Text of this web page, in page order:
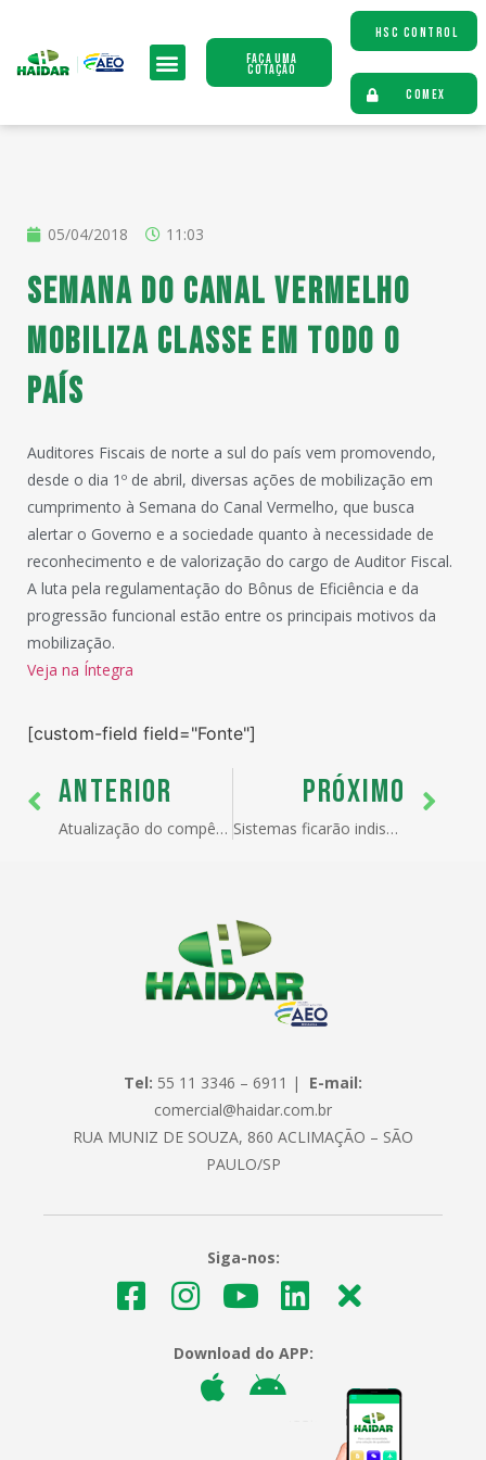
Faça uma
Cotação
HSC CONTROL
COMEX
05/04/2018 11:03
Semana do Canal Vermelho
mobiliza Classe em todo o
país
Auditores Fiscais de norte a sul do país vem promovendo,
desde o dia 1º de abril, diversas ações de mobilização em
cumprimento à Semana do Canal Vermelho, que busca
alertar o Governo e a sociedade quanto à necessidade de
reconhecimento e de valorização do cargo de Auditor Fiscal.
A luta pela regulamentação do Bônus de Eficiência e da
progressão funcional estão entre os principais motivos da
mobilização.
Veja na Íntegra
[custom-field field="Fonte"]
ANTERIOR
Atualização do compêndio de ementas do Ceclam
PRÓXIMO
Sistemas ficarão indisponíveis no fim de semana
Tel: 55 11 3346 – 6911 | E-mail:
comercial@haidar.com.br
RUA MUNIZ DE SOUZA, 860 ACLIMAÇÃO – SÃO
PAULO/SP
Siga-nos:
Download do APP: